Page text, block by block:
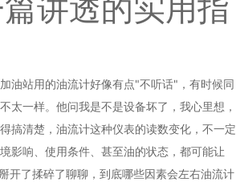
讲透的实用指
油站用的油流计好像有点"不听话"，有时候同
太一样。他问我是不是设备坏了，我心里想，
搞清楚，油流计这种仪表的读数变化，不一定
影响、使用条件、甚至油的状态，都可能让
开了揉碎了聊聊，到底哪些因素会左右油流计